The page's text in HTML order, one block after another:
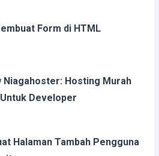
Form di HTML
Niagahoster: Hosting Murah
Developer
Halaman Tambah Pengguna